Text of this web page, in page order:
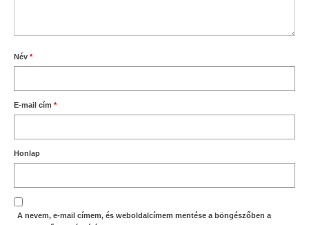
Név *
E-mail cím *
Honlap
A nevem, e-mail címem, és weboldalcímem mentése a böngészőben a